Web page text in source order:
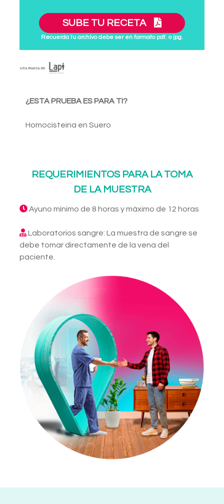
SUBE TU RECETA
Recuerda tu archivo debe ser en formato pdf. o jpg.
¿ESTA PRUEBA ES PARA TI?
Homocisteina en Suero
REQUERIMIENTOS PARA LA TOMA
DE LA MUESTRA
Ayuno mínimo de 8 horas y máximo de 12 horas
Laboratorios sangre: La muestra de sangre se
debe tomar directamente de la vena del
paciente.